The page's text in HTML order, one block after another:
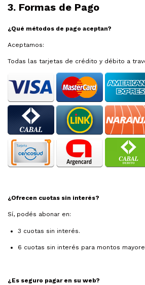
3. Formas de Pago
¿Qué métodos de pago aceptan?
Aceptamos:
Todas las tarjetas de crédito y débito a
¿Ofrecen cuotas sin interés?
Sí, podés abonar en:
3 cuotas sin interés.
6 cuotas sin interés para montos
¿Es seguro pagar en su web?